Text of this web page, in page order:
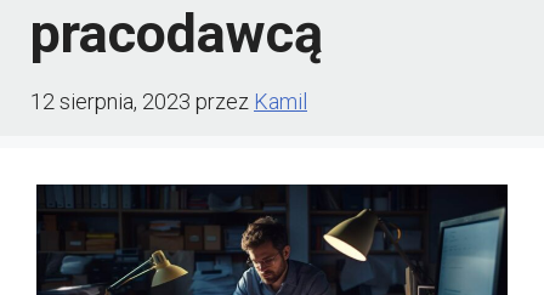
pracodawcą
12 sierpnia, 2023 przez Kamil